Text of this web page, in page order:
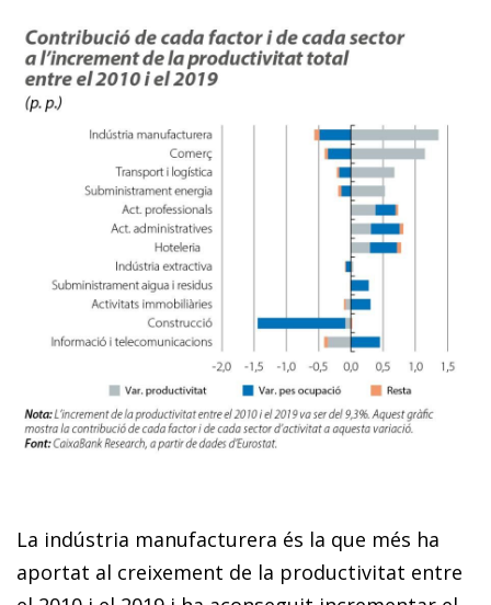
La indústria manufacturera és la que més ha
aportat al creixement de la productivitat entre